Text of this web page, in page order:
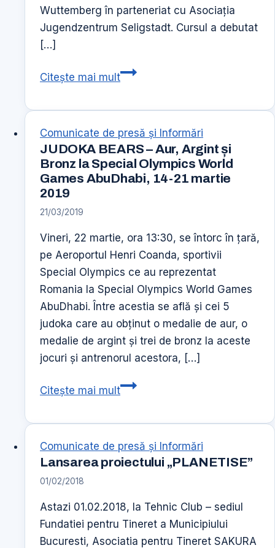
Wuttemberg în parteneriat cu Asociația
Jugendzentrum Seligstadt. Cursul a debutat
[…]
Citește mai multCursul
Conducătorii
de
Tineret
Comunicate de presă şi Informări
JUDOKA BEARS – Aur, Argint și
Bronz la Special Olympics World
Games AbuDhabi, 14-21 martie
2019
21/03/2019
Vineri, 22 martie, ora 13:30, se întorc în țară,
pe Aeroportul Henri Coanda, sportivii
Special Olympics ce au reprezentat
Romania la Special Olympics World Games
AbuDhabi. Între acestia se află și cei 5
judoka care au obținut o medalie de aur, o
medalie de argint și trei de bronz la aceste
jocuri și antrenorul acestora, […]
Citește mai multJUDOKA
Argint
și
la
Special
Olympics
Comunicate de presă şi Informări
Lansarea proiectului „PLANETISE”
01/02/2018
Astazi 01.02.2018, la Tehnic Club – sediul
Fundatiei pentru Tineret a Municipiului
Bucuresti, Asociatia pentru Tineret SAKURA